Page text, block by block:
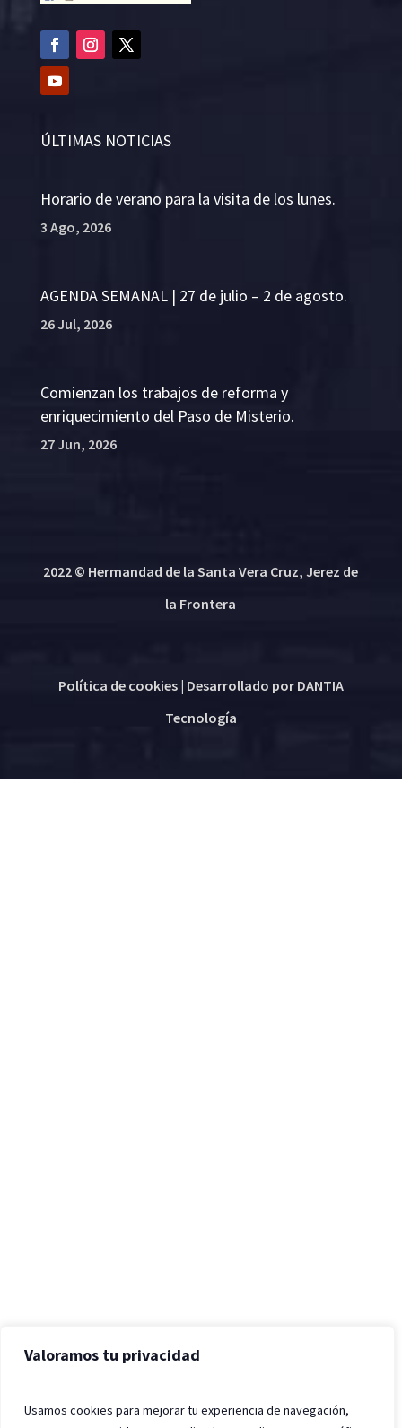
Valoramos tu privacidad
Usamos cookies para mejorar tu experiencia de navegación,
ÚLTIMAS NOTICIAS
Horario de verano para la visita de los lunes.
3 Ago, 2026
AGENDA SEMANAL | 27 de julio – 2 de agosto.
26 Jul, 2026
Comienzan los trabajos de reforma y
enriquecimiento del Paso de Misterio.
27 Jun, 2026
2022 © Hermandad de la Santa Vera Cruz, Jerez de
la Frontera
Política de cookies| Desarrollado por DANTIA
Tecnología